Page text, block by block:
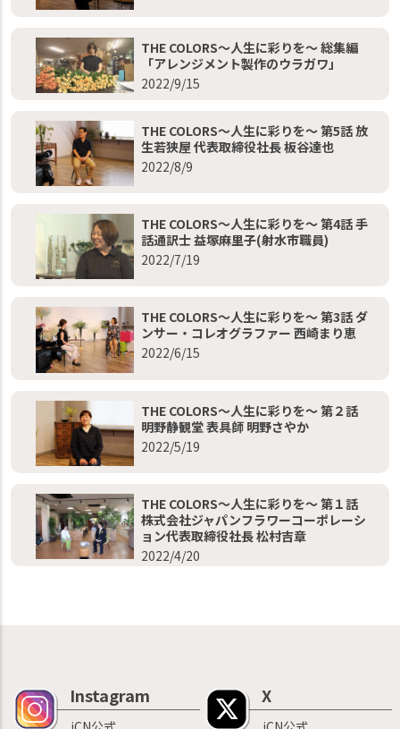
THE COLORS～人生に彩りを～ 総集編
「アレンジメント製作のウラガワ」
2022/9/15
THE COLORS～人生に彩りを～ 第5話 放
生若狭屋 代表取締役社長 板谷達也
2022/8/9
THE COLORS～人生に彩りを～ 第4話 手
話通訳士 益塚麻里子(射水市職員)
2022/7/19
THE COLORS～人生に彩りを～ 第3話 ダ
ンサー・コレオグラファー 西崎まり恵
2022/6/15
THE COLORS～人生に彩りを～ 第２話
明野静観堂 表具師 明野さやか
2022/5/19
THE COLORS～人生に彩りを～ 第１話
株式会社ジャパンフラワーコーポレーシ
ョン代表取締役社長 松村吉章
2022/4/20
Instagram X